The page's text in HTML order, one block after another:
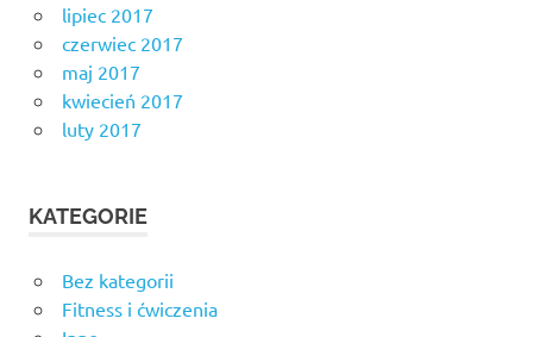
lipiec 2017
czerwiec 2017
maj 2017
kwiecień 2017
luty 2017
KATEGORIE
Bez kategorii
Fitness i ćwiczenia